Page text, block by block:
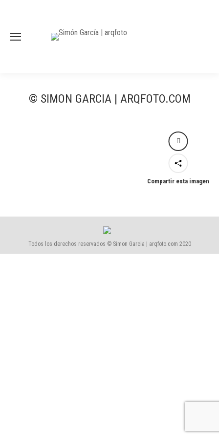
© SIMON GARCIA | ARQFOTO.COM
Compartir esta imagen
Todos los derechos reservados © Simon Garcia | arqfoto.com 2020